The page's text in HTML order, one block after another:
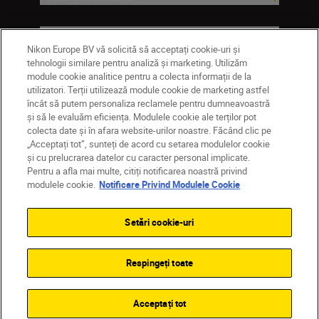
Companie
MD Nikon Sites
Contactaţi-ne
Politică de confidențialitate
Termeni de utilizare
Notificare privind modulele cookie
Nikon Europe BV vă solicită să acceptați cookie-uri și
tehnologii similare pentru analiză și marketing. Utilizăm
module cookie analitice pentru a colecta informații de la
utilizatori. Terții utilizează module cookie de marketing astfel
încât să putem personaliza reclamele pentru dumneavoastră
și să le evaluăm eficiența. Modulele cookie ale terților pot
colecta date și în afara website-urilor noastre. Făcând clic pe
„Acceptați tot”, sunteți de acord cu setarea modulelor cookie
și cu prelucrarea datelor cu caracter personal implicate.
Pentru a afla mai multe, citiți notificarea noastră privind
modulele cookie. Notificare Privind Modulele Cookie
Setări cookie-uri
Respingeți toate
Acceptați tot